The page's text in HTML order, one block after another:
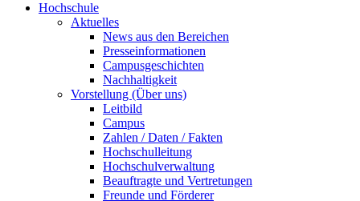
Hochschule
Aktuelles
News aus den Bereichen
Presseinformationen
Campusgeschichten
Nachhaltigkeit
Vorstellung (Über uns)
Leitbild
Campus
Zahlen / Daten / Fakten
Hochschulleitung
Hochschulverwaltung
Beauftragte und Vertretungen
Freunde und Förderer